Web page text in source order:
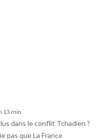
13 min
dans le conflit Tchadien ?
pas que La France